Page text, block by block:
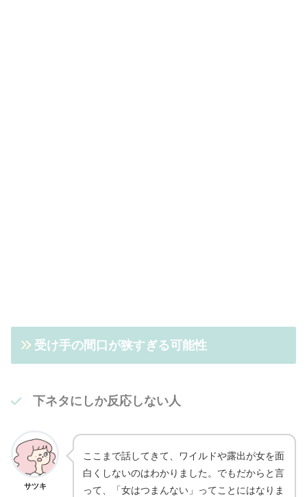
受け手の間口が狭すぎる可能性
下ネタにしか反応しない人
サツキ
ここまで話してきて、ワイルドや露出が女を面
白くしないのはわかりました。でもだからと言
って、「女はつまんない」ってことにはなりま